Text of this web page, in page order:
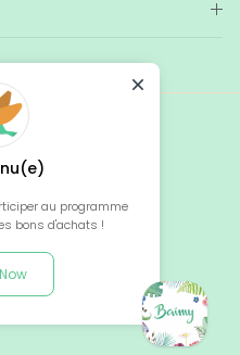
au programme
bons d'achats !